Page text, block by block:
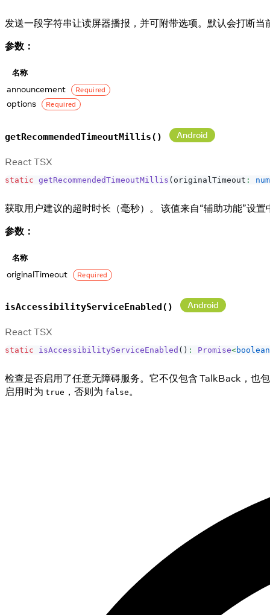
发送一段字符串让读屏器播报，并可附带选项。默认会打断
参数：
名称
announcement Required
options Required
getRecommendedTimeoutMillis() Android
React TSX
static getRecommendedTimeoutMillis ( originalTimeout :
获取用户建议的超时时长（毫秒）。 该值来自“辅助功能”设
参数：
名称
originalTimeout Required
isAccessibilityServiceEnabled() Android
React TSX
static isAccessibilityServiceEnabled ( ) : Promise<boolean
检查是否启用了任意无障碍服务。它不仅包含 TalkBack，也
启用时为 true ，否则为 false。